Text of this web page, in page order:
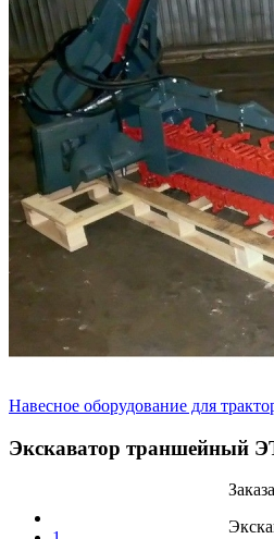
Навесное оборудование для
Экскаватор траншейный